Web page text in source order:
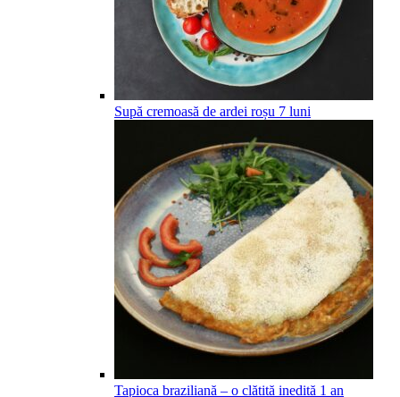
Supă cremoasă de ardei roșu 7 luni
Tapioca braziliană – o clătită inedită 1 an